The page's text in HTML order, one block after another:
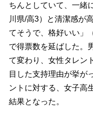
ちんとしていて、一緒
川県/高3）と清潔感が
てそうで、格好いい」
で得票数を延ばした。
て変わり、女性タレン
目した支持理由が挙が
ントに対する、女子高
結果となった。